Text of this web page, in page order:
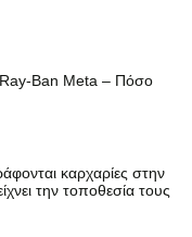
Ray-Ban Meta – Πόσο
καρχαρίες στην
την τοποθεσία τους